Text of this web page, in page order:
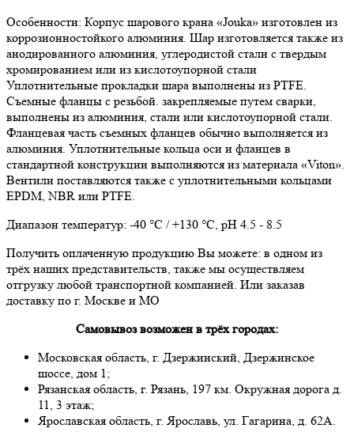
Особенности: Корпус шарового крана «Jouka» изготовлен из
коррозионностойкого алюминия. Шар изготовляется также из
анодированного алюминия, углеродистой стали с твердым
хромированием или из кислотоупорной стали
Уплотнительные прокладки шара выполнены из PTFE.
Съемные фланцы с резьбой. закрепляемые путем сварки,
выполнены из алюминия, стали или кислотоупорной стали.
Фланцевая часть съемных фланцев обычно выполняется из
алюминия. Уплотнительные кольца оси и фланцев в
стандартной конструкции выполняются из материала «Viton».
Вентили поставляются также с уплотнительными кольцами
EPDM, NBR или PTFE.
Диапазон температур: -40 °C / +130 °C, pH 4.5 - 8.5
Получить оплаченную продукцию Вы можете: в одном из
трёх наших представительств, также мы осуществляем
отгрузку любой транспортной компанией. Или заказав
доставку по г. Москве и МО
Самовывоз возможен в трёх городах:
Московская область, г. Дзержинский, Дзержинское
шоссе, дом 1;
Рязанская область, г. Рязань, 197 км. Окружная дорога д.
11, 3 этаж;
Ярославская область, г. Ярославь, ул. Гагарина, д. 62А.